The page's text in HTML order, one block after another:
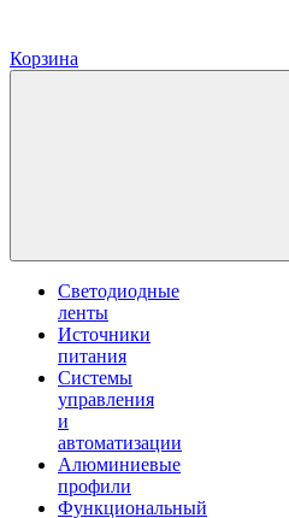
Корзина
Светодиодные
ленты
Источники
питания
Системы
управления
и
автоматизации
Алюминиевые
профили
Функциональный